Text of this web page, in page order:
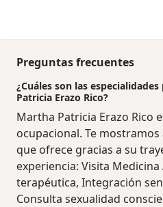
Preguntas frecuentes
¿Cuáles son las
Patricia Erazo Rico?
Martha Patricia Erazo Rico
ocupacional. Te
que ofrece gracias a su
experiencia: Visita
terapéutica, Integración
Consulta sexualidad